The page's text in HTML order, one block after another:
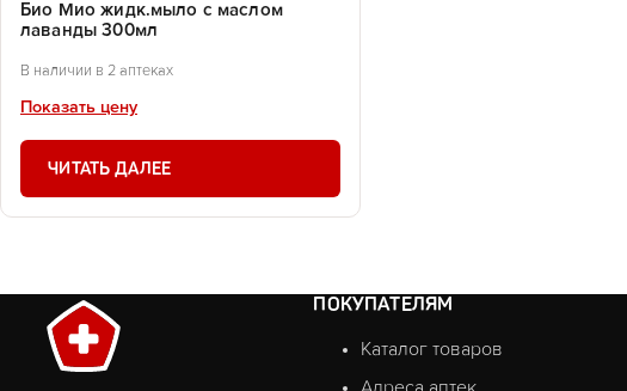
Био Мио жидк.мыло с маслом
лаванды 300мл
В наличии в 2 аптеках
Показать цену
ЧИТАТЬ ДАЛЕЕ
ПОКУПАТЕЛЯМ
Каталог товаров
Адреса аптек